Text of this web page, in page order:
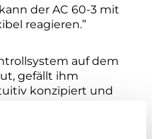
der AC 60-3 mit
reagieren.”
auf dem
gefällt ihm
konzipiert und
sind für ihn der